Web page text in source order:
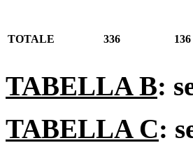
TOTALE 336 136
TABELLA B:
TABELLA C: